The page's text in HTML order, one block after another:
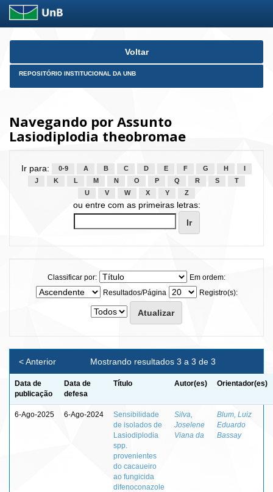
Skip
Voltar
REPOSITÓRIO INSTITUCIONAL DA UNB
Navegando por Assunto
Lasiodiplodia theobromae
Ir para: 0-9 A B C D E F G H
J
K L M N O P Q R S
T
U
V W X Y Z
ou entre com as primeiras letras:
Classificar por:
Em ordem:
Resultados/Página
Registro(s):
Mostrando resultados 3 a 3 de 3
< Anterior
Data de
publicação
Data de
defesa
Título Autor(es) Orientador(es)
6-Ago-2025 6-Ago-2024
Sensibilidade
de isolados de
Lasiodiplodia
spp.
provenientes
do cacaueiro
ao fungicida
difenoconazole
Silva,
Joselene
Viana da
Blum, Luiz
Eduardo
Bassay